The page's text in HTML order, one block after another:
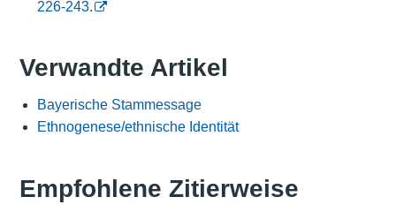
226-243.
Verwandte Artikel
Bayerische Stammessage
Ethnogenese/ethnische Identität
Empfohlene Zitierweise